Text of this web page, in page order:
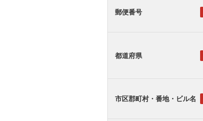
郵便番号
都道府県
市区郡町村・番地・ビル名